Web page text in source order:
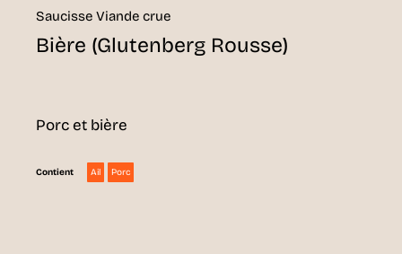
Saucisse Viande crue
Bière (Glutenberg Rousse)
Porc et bière
Contient Ail Porc